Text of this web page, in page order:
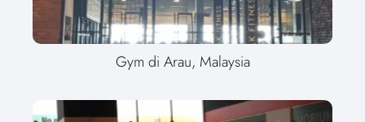
Gym di Arau, Malaysia